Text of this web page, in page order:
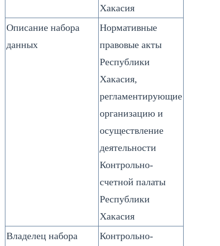
Хакасия
Описание набора
данных
Нормативные
правовые акты
Республики
Хакасия,
регламентирующие
организацию и
осуществление
деятельности
Контрольно-
счетной палаты
Республики
Хакасия
Владелец набора
Контрольно-